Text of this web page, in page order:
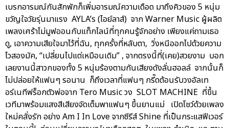
เบรกอารมณ์กันสักพักก็เพิ่มอารมณ์ความเดือด มาถึงคิวของ 5 หนุ่ม
ขวัญใจวัยรุ่นมาแรง AYLA’s (ไอย์ลาส์) จาก Warner Music ผู้ผลิต
เพลงเศร้าไม่มูฟออนกับแท็กไลน์ที่ทุกคนรู้จักอย่าง เพียงแค่ถามเธอ
ดู, เอาความเสียใจมาไว้ที่ฉัน, ทุกครั้งที่หลับตา, วิ่งหนีออกไปด้วยความ
ไวสองมัค, “เปลี่ยนไปแต่เหมือนเดิม” , จากตรงนี้ที่(เคย)สวยงาม บอก
เลยงานนี้สาวกของทั้ง 5 หนุ่มร้องตามกันเสียงดังลั่นฮอลล์ จากนั้นก็
ไม่ปล่อยให้แฟนๆ รอนาน ก็ถึงเวลาที่แฟนๆ กรี๊ดต้อนรับวงอัลเท
อร์เนทีฟร็อกตัวพ่อจาก Tero Music วง SLOT MACHINE ที่ขึ้น
เวทีมาพร้อมแสงสีเสียงจัดเต็มพาแฟนๆ ขึ้นยานแม่ เปิดโชว์ด้วยเพลง
ใหม่คลั่งรัก อย่าง Am I In Love จากซีรีส์ Shine ที่เป็นกระแสฟีเวอร์